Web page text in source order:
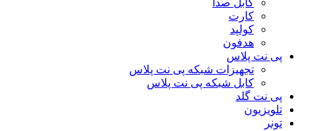
کابل صدا
کارت
کولپد
هدفون
پی نت پلاس
تجهیزات شبکه پی نت پلاس
کابل شبکه پی نت پلاس
پی نت گلد
تلویزیون
تونر